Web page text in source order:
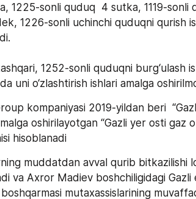
1225-sonli quduq  4 sutka, 1119-
1226-sonli uchinchi quduqni qurish
1252-sonli quduqni burg‘ulash
uni o‘zlashtirish ishlari amalga
kompaniyasi 2019-yildan beri
oshirilayotgan “Gazli yer osti gaz
hisoblanadi
muddatdan avval qurib bitkazilishi
va Axror Madiev boshchiligidagi Gazli
mutaxassislarining